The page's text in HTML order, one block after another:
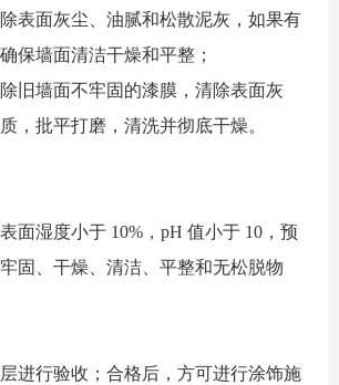
表面灰尘、油腻和松散泥灰，如果有
保墙面清洁干燥和平整；
旧墙面不牢固的漆膜，清除表面灰
，批平打磨，清洗并彻底干燥。
面湿度小于 10%，pH 值小于 10，预
固、干燥、清洁、平整和无松脱物
进行验收；合格后，方可进行涂饰施